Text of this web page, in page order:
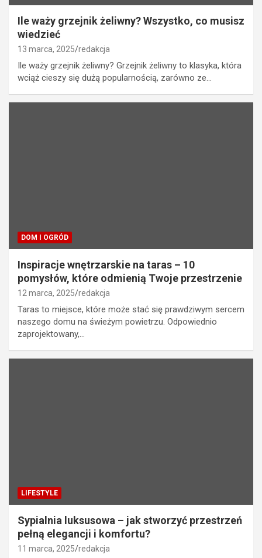
Ile waży grzejnik żeliwny? Wszystko, co musisz
wiedzieć
13 marca, 2025 redakcja
Ile waży grzejnik żeliwny? Grzejnik żeliwny to klasyka, która
wciąż cieszy się dużą popularnością, zarówno ze…
DOM I OGRÓD
Inspiracje wnętrzarskie na taras – 10
pomysłów, które odmienią Twoje przestrzenie
12 marca, 2025 redakcja
Taras to miejsce, które może stać się prawdziwym sercem
naszego domu na świeżym powietrzu. Odpowiednio
zaprojektowany,…
LIFESTYLE
Sypialnia luksusowa – jak stworzyć przestrzeń
pełną elegancji i komfortu?
11 marca, 2025 redakcja